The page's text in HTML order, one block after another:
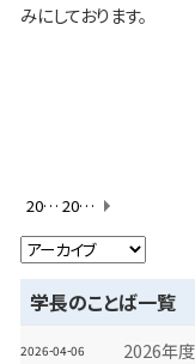
みにしております。
2025年度9月学位授与式・学長告辞 2026年度入学式・告辞
学長のことば一覧
2026-04-06 2026年